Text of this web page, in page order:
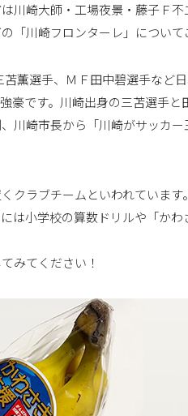
川崎大師・工場夜景・藤子Ｆ不
川崎フロンターレ」について
薫選手、ＭＦ田中碧選手など
豪です。川崎出身の三苫選手
川崎市長から「川崎がサッカ
クラブチームといわれていま
は小学校の算数ドリルや「か
みてください！